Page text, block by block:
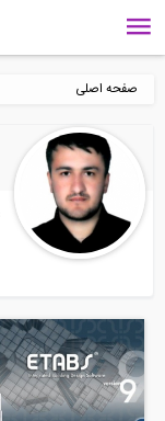
صفحه اصلی